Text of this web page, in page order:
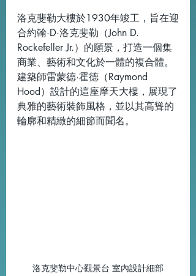
洛克斐勒大樓於1930年竣工，旨在迎
合約翰·D·洛克斐勒（John D.
Rockefeller Jr.）的願景，打造一個集
商業、藝術和文化於一體的複合體。
建築師雷蒙德·霍德（Raymond
Hood）設計的這座摩天大樓，展現了
典雅的藝術裝飾風格，並以其高聳的
輪廓和精緻的細節而聞名。
洛克斐勒中心觀景台 室內設計細部